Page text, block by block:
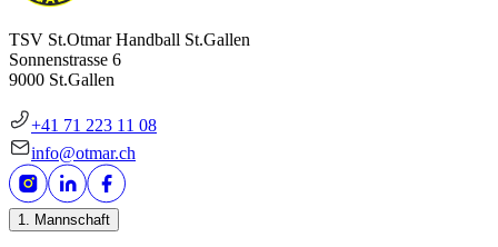
TSV St.Otmar Handball St.Gallen
Sonnenstrasse 6
9000 St.Gallen
+41 71 223 11 08
info@otmar.ch
1. Mannschaft